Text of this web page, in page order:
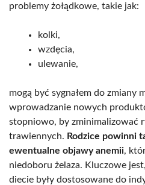
problemy żołądkowe, takie jak:
kolki,
wzdęcia,
ulewanie,
mogą być sygnałem do zmiany
wprowadzanie nowych
stopniowo, by zminimalizować
trawiennych. Rodzice powinni
ewentualne objawy anemii,
niedoboru żelaza. Kluczowe
diecie były dostosowane do